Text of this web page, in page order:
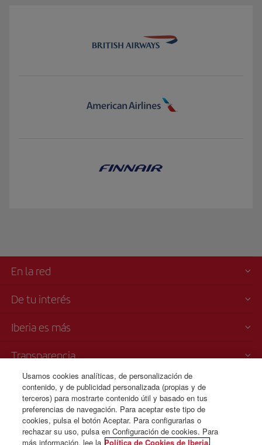
En la red
De tu interés
Iberia es más
Transparencia
Venta telefónica
+52 55 69 52 89 25
Ciudad de Mexico
Lunes a domingo 00:00 - 24:00 horas ( español e inglés).
Usamos cookies analíticas, de personalización de
contenido, y de publicidad personalizada (propias y de
terceros) para mostrarte contenido útil y basado en tus
preferencias de navegación. Para aceptar este tipo de
cookies, pulsa el botón Aceptar. Para configurarlas o
rechazar su uso, pulsa en Configuración de cookies. Para
más información, lee la Política de Cookies de Iberia.